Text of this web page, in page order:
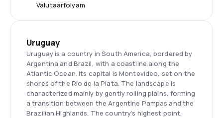
Valutaárfolyam
Uruguay
Uruguay is a country in South America, bordered by
Argentina and Brazil, with a coastline along the
Atlantic Ocean. Its capital is Montevideo, set on the
shores of the Río de la Plata. The landscape is
characterized mainly by gently rolling plains, forming
a transition between the Argentine Pampas and the
Brazilian Highlands. The country’s highest point,